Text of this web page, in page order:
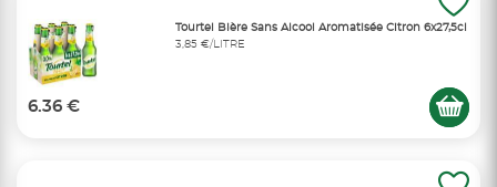
Tourtel Bière Sans Alcool Aromatisée Citron 6x27,5cl
3,85 €/LITRE
6.36 €